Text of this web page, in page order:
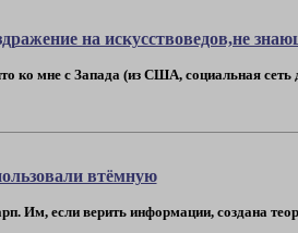
на искусствоведов,не
ко мне с Запада (из США, социальная
втёмную
Им, если верить информации, создана